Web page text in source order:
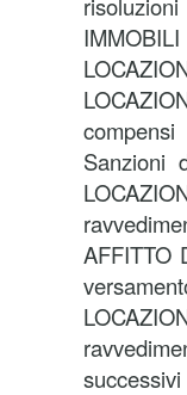
Sanzioni
AFFITTO
successivi